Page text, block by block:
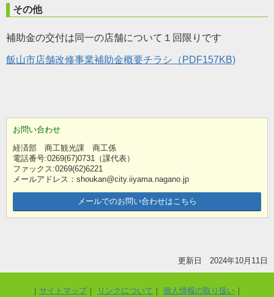
その他
補助金の交付は同一の店舗について１回限りです
飯山市店舗改修事業補助金概要チラシ（PDF157KB)
お問い合わせ
経済部 商工観光課 商工係
電話番号:0269(67)0731（課代表）
ファックス:0269(62)6221
メールアドレス：shoukan@city.iiyama.nagano.jp
メールでのお問い合わせはこちら
更新日 2024年10月11日
サイトマップ リンクについて 個人情報の取り扱い